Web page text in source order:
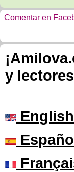
Comentar en
y
English